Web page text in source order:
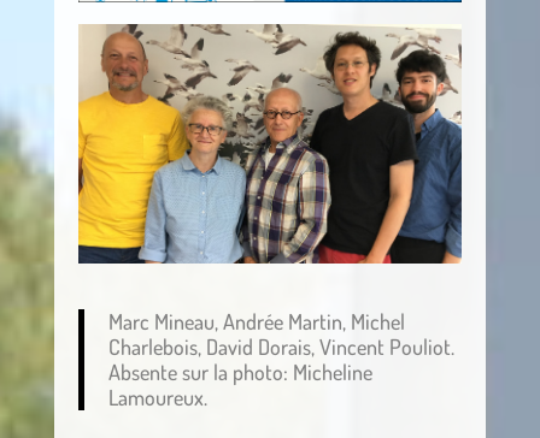
Marc Mineau, Andrée Martin, Michel
Charlebois, David Dorais, Vincent Pouliot.
Absente sur la photo: Micheline
Lamoureux.